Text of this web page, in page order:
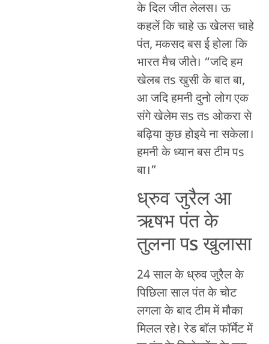
के दिल जीत लेलस। ऊ
कहलें कि चाहे ऊ खेलस चाहे
पंत, मकसद बस ई होला कि
भारत मैच जीते। “जदि हम
खेलब तs खुसी के बात बा,
आ जदि हमनी दुनो लोग एक
संगे खेलेम सs तs ओकरा से
बढ़िया कुछ होइये ना सकेला।
हमनी के ध्यान बस टीम पs
बा।”
ध्रुव जुरैल आ
ऋषभ पंत के
तुलना पs खुलासा
24 साल के ध्रुव जुरैल के
पिछिला साल पंत के चोट
लगला के बाद टीम में मौका
मिलल रहे। रेड बॉल फॉर्मेट में